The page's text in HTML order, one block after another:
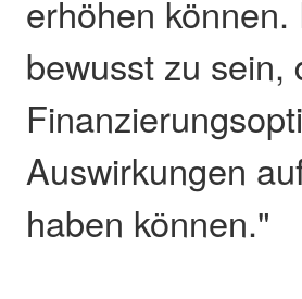
erhöhen
bewusst zu sein,
Auswirkungen
haben können."